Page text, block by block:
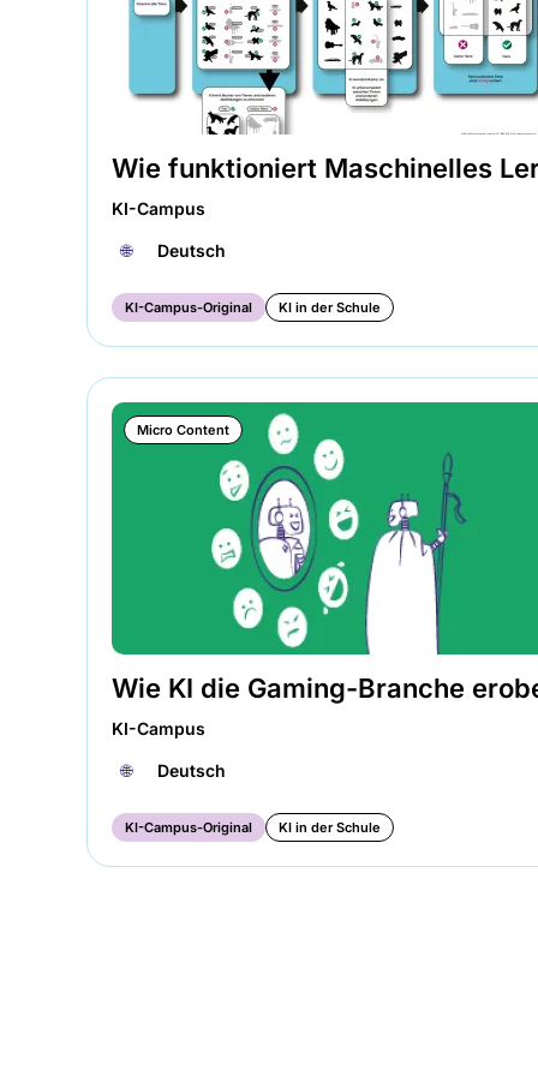
Wie funktioniert Maschinelles
KI-Campus
🌐︎ Deutsch
KI-Campus-Original KI in der Schule
Micro Content
Wie KI die Gaming-Branche
KI-Campus
🌐︎ Deutsch
KI-Campus-Original KI in der Schule